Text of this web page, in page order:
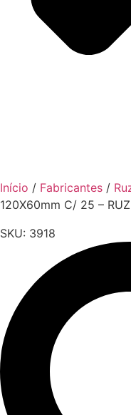
Início / Fabricantes /
120X60mm C/ 25 –
SKU: 3918